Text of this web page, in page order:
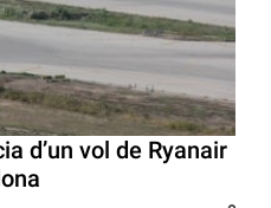
d’un vol de Ryanair